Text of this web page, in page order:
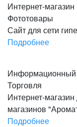
Интернет-магазин
Фототовары
Сайт для сети
Подробнее
Информационный
Торговля
Интернет-
магазинов
Подробнее